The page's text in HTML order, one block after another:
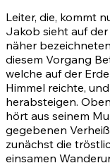
Leiter, die, kommt
Jakob sieht auf
näher
diesem Vorgang
welche auf der
Himmel reichte,
herabsteigen.
hört aus seinem
gegebenen
zunächst die
einsamen